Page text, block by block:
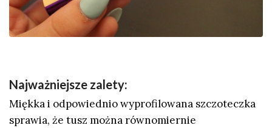
Najważniejsze zalety:
Miękka i odpowiednio wyprofilowana szczoteczka
sprawia, że tusz można równomiernie